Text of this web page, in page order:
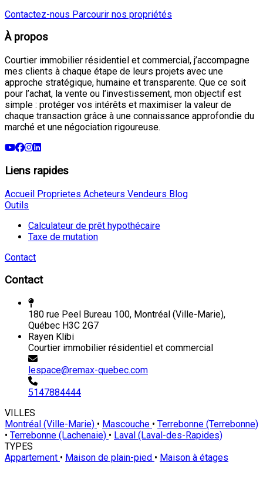
Contactez-nous Parcourir nos propriétés
À propos
Courtier immobilier résidentiel et commercial, j’accompagne
mes clients à chaque étape de leurs projets avec une
approche stratégique, humaine et transparente. Que ce soit
pour l’achat, la vente ou l’investissement, mon objectif est
simple : protéger vos intérêts et maximiser la valeur de
chaque transaction grâce à une connaissance approfondie du
marché et une négociation rigoureuse.
Liens rapides
Accueil Proprietes Acheteurs Vendeurs Blog
Outils
Calculateur de prêt hypothécaire
Taxe de mutation
Contact
Contact
180 rue Peel Bureau 100, Montréal (Ville-Marie),
Québec H3C 2G7
Rayen Klibi
Courtier immobilier résidentiel et commercial
lespace@remax-quebec.com
5147884444
VILLES
Montréal (Ville-Marie) • Mascouche • Terrebonne (Terrebonne)
• Terrebonne (Lachenaie) • Laval (Laval-des-Rapides)
TYPES
Appartement • Maison de plain-pied • Maison à étages